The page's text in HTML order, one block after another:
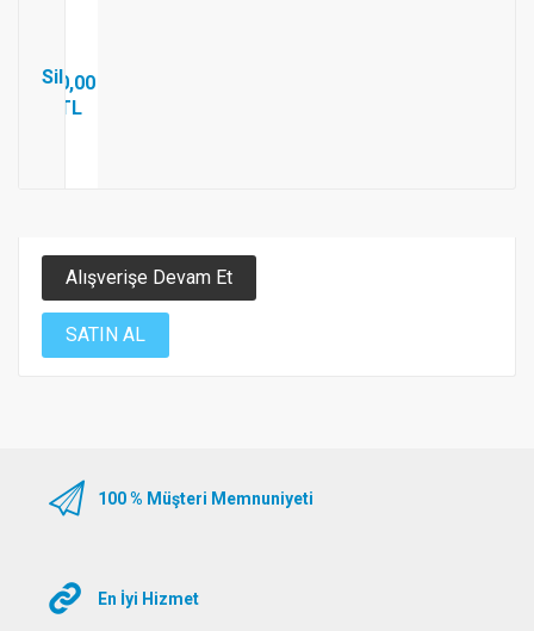
0,00
TL
Alışverişe Devam Et
SATIN AL
100 % Müşteri Memnuniyeti
En İyi Hizmet